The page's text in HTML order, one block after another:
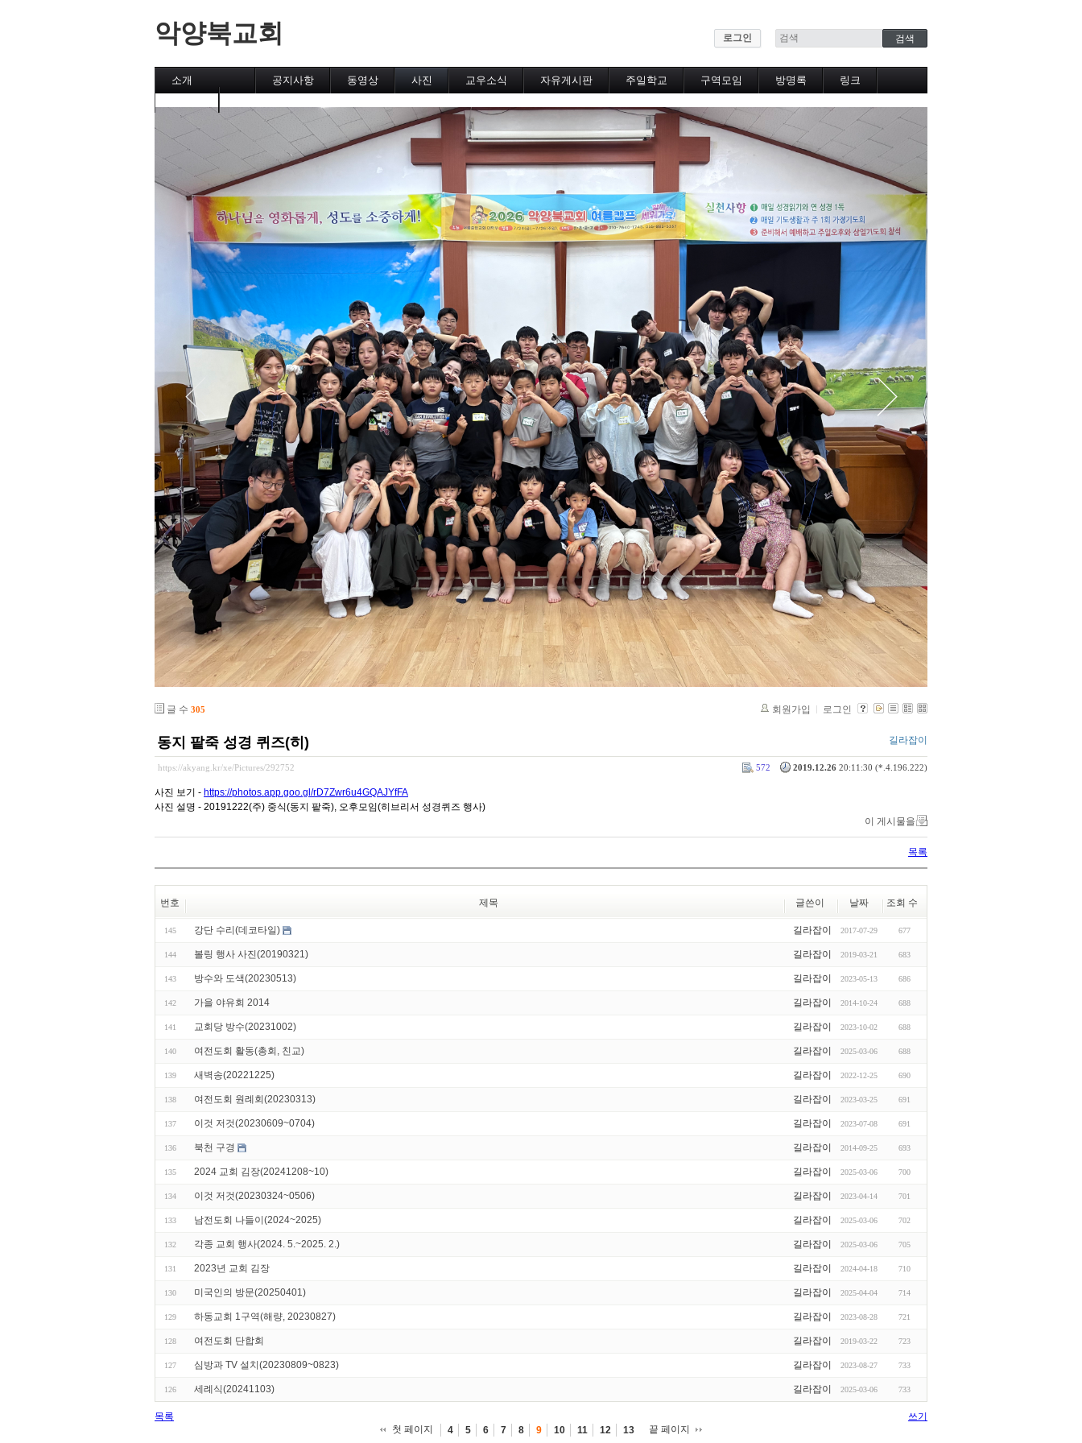
악양북교회 로그인
소개
악양북교회
섬김이
직분자와 성도
유초등부
중고등부
집회
후원교회
차량 운행시간표
공지사항 동영상 사진 교우소식 자유게시판 주일학교 구역모임 방명록
링크
글 수 305 회원가입 로그인
동지 팥죽 성경 퀴즈(히) 길라잡이
https://akyang.kr/xe/Pictures/292752 2019.12.26 20:11:30 (*.4.196.222)
572
사진 보기 - https://photos.app.goo.gl/rD7Zwr6u4GQAJYfFA
사진 설명 - 20191222(주) 중식(동지 팥죽), 오후모임(히브리서 성경퀴즈 행사)
이 게시물을
목록
번호 제목 글쓴이 날짜 조회 수
145 강단 수리(데코타일) 길라잡이 2017-07-29 677
144 볼링 행사 사진(20190321) 길라잡이 2019-03-21 683
143 방수와 도색(20230513) 길라잡이 2023-05-13 686
142 가을 야유회 2014 길라잡이 2014-10-24 688
141 교회당 방수(20231002) 길라잡이 2023-10-02 688
140 여전도회 활동(총회, 친교) 길라잡이 2025-03-06 688
139 새벽송(20221225) 길라잡이 2022-12-25 690
138 여전도회 원례회(20230313) 길라잡이 2023-03-25 691
137 이것 저것(20230609~0704) 길라잡이 2023-07-08 691
136 북천 구경 길라잡이 2014-09-25 693
135 2024 교회 김장(20241208~10) 길라잡이 2025-03-06 700
134 이것 저것(20230324~0506) 길라잡이 2023-04-14 701
133 남전도회 나들이(2024~2025) 길라잡이 2025-03-06 702
132 각종 교회 행사(2024. 5.~2025. 2.) 길라잡이 2025-03-06 705
131 2023년 교회 김장 길라잡이 2024-04-18 710
130 미국인의 방문(20250401) 길라잡이 2025-04-04 714
129 하동교회 1구역(해량, 20230827) 길라잡이 2023-08-28 721
128 여전도회 단합회 길라잡이 2019-03-22 723
127 심방과 TV 설치(20230809~0823) 길라잡이 2023-08-27 733
126 세례식(20241103) 길라잡이 2025-03-06 733
목록
쓰기
첫 페이지
4 5 6 7 8 9 10 11 12 13 끝 페이지